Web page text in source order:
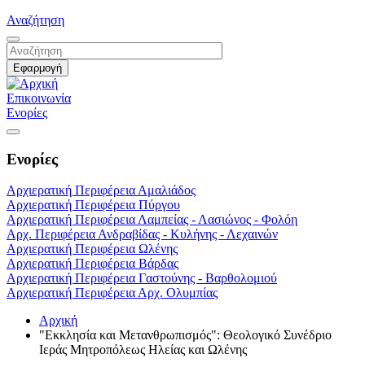
Αναζήτηση
Επικοινωνία
Ενορίες
Ενορίες
Αρχιερατική Περιφέρεια Αμαλιάδος
Αρχιερατική Περιφέρεια Πύργου
Αρχιερατική Περιφέρεια Λαμπείας - Λασιώνος - Φολόη
Αρχ. Περιφέρεια Ανδραβίδας - Κυλήνης - Λεχαινών
Αρχιερατική Περιφέρεια Ωλένης
Αρχιερατική Περιφέρεια Βάρδας
Αρχιερατική Περιφέρεια Γαστούνης - Βαρθολομιού
Αρχιερατική Περιφέρεια Αρχ. Ολυμπίας
Αρχική
"Εκκλησία και Μετανθρωπισμός": Θεολογικό Συνέδριο
Ιεράς Μητροπόλεως Ηλείας και Ωλένης